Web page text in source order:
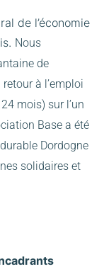
de l’économie
Nous
de
à l’emploi
mois) sur l’un
Base a été
Dordogne
solidaires et